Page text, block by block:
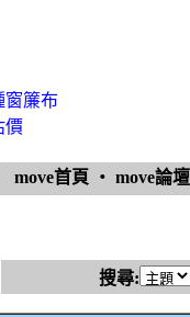
窗簾布
價
move首頁 ‧ move論壇
搜尋: